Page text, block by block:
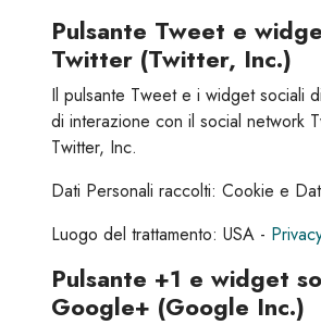
Pulsante Tweet e
Twitter (Twitter, Inc.)
Il pulsante Tweet e i widget sociali
di interazione con il social network
Twitter, Inc.
Dati Personali raccolti: Cookie e
Luogo del trattamento: USA -
Pulsante +1 e widget
Google+ (Google Inc.)